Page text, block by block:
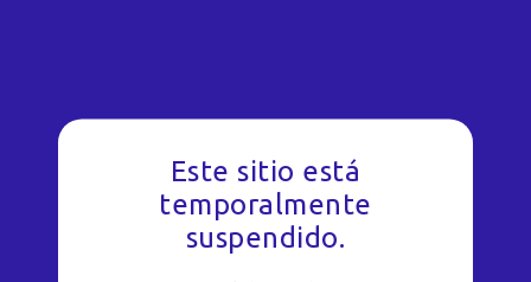
Este sitio está
temporalmente
suspendido.